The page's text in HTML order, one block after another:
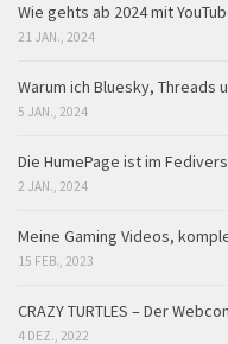
Wie gehts ab 2024 mit
21 JAN., 2024
Warum ich Bluesky, Threads
5 JAN., 2024
Die HumePage ist im
2 JAN., 2024
Meine Gaming Videos,
15 FEB., 2023
CRAZY TURTLES – Der
4 DEZ., 2022